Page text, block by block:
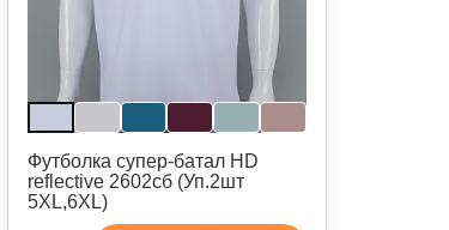
Футболка супер-батал HD
reflective 2602сб (Уп.2шт
5XL,6XL)